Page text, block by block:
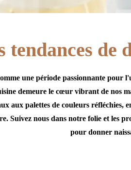
tendances de
une période passionnante
demeure le cœur vibrant de nos
aux palettes de couleurs
Suivez nous dans notre folie et les
pour donner